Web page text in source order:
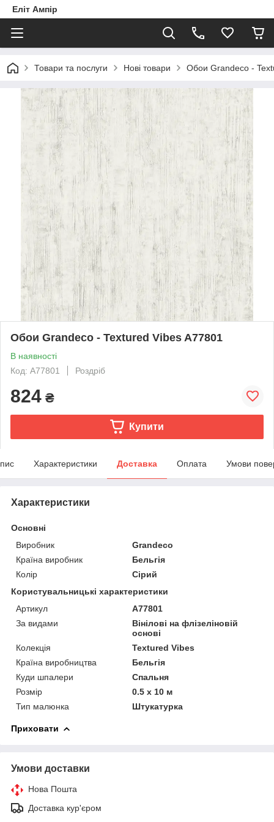
Еліт Ампір
Товари та послуги Нові товари Обои Grandeco -
Обои Grandeco - Textured Vibes A77801
В наявності
Код: A77801
Роздріб
824 ₴
Купити
Характеристики Доставка Оплата Умови
Характеристики
Основні
Виробник
Grandeco
Країна виробник
Бельгія
Колір
Сірий
Користувальницькі характеристики
Артикул
A77801
За видами
Вінілові на флізеліновій
основі
Колекція
Textured Vibes
Країна виробництва
Бельгія
Куди шпалери
Спальня
Розмір
0.5 x 10 м
Тип малюнка
Штукатурка
Приховати
Умови доставки
Нова Пошта
Доставка кур'єром